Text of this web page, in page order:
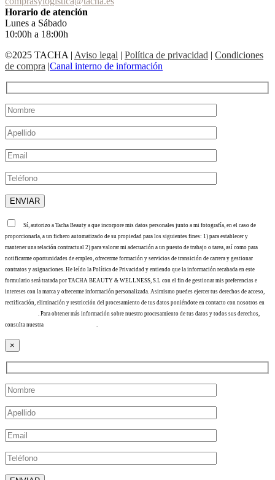
Horario de atención
Lunes a Sábado
10:00h a 18:00h
©2025 TACHA | Aviso legal | Política de privacidad | Condiciones
de compra |Canal interno de información
Sí, autorizo a Tacha Beauty a que incorpore mis datos personales junto a mi fotografía, en el caso de
proporcionarla, a un fichero automatizado de su propiedad para los siguientes fines: 1) para establecer y
mantener una relación contractual 2) para valorar mi adecuación a un puesto de trabajo o tarea, así como para
notificarme oportunidades de empleo, ofrecerme formación y servicios de transición de carrera y gestionar
contratos y asignaciones. He leído la Política de Privacidad y entiendo que la información recabada en este
formulario será tratada por TACHA BEAUTY & WELLNESS, S.L con el fin de gestionar mis preferencias e
intereses con la marca y ofrecerme información personalizada. Asimismo puedes ejercer tus derechos de acceso,
rectificación, eliminación y restricción del procesamiento de tus datos poniéndote en contacto con nosotros en
. Para obtener más información sobre nuestro procesamiento de tus datos y todos sus derechos,
consulta nuestra
×